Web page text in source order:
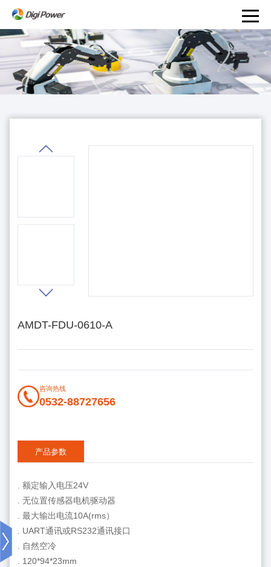
AMDT-FDU-0610-A
咨询热线
0532-88727656
产品参数
. 额定输入电压24V
. 无位置传感器电机驱动器
. 最大输出电流10A(rms）
. UART通讯或RS232通讯接口
. 自然空冷
. 120*94*23mm